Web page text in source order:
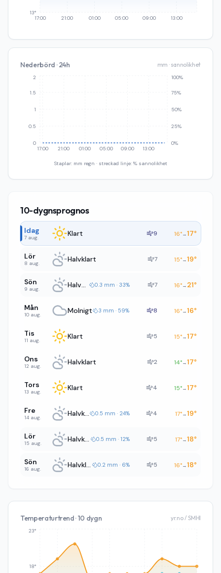
17:00 21:00 01:00 05:00 09:00 13:00
13°
Nederbörd · 24h mm · sannolikhet
17:00 21:00 01:00 05:00 09:00 13:00
0
0.5
1
1.5
2
0%
25%
50%
75%
100%
Staplar: mm regn · streckad linje: % sannolikhet
10-dygnsprognos
Idag
7 aug. Klart 9 16°→17°
Lör
8 aug. Halvklart 7 15°→19°
Sön
9 aug. Halvklart 0.3 mm · 33% 7 16°→ 21°
Mån
10 aug. Molnigt 3 mm · 59% 8 16°→16°
Tis
11 aug. Klart 5 15°→17°
Ons
12 aug. Halvklart 2 14°→17°
Tors
13 aug. Klart 4 15°→17°
Fre
14 aug. Halvklart 0.5 mm · 24% 4 17°→19°
Lör
15 aug. Halvklart 0.5 mm · 12% 5 17°→18°
Sön
16 aug. Halvklart 0.2 mm · 6% 5 16°→18°
Temperaturtrend · 10 dygn yr.no / SMHI
18°
23°